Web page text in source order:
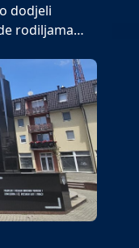
dodjeli
rodiljama…